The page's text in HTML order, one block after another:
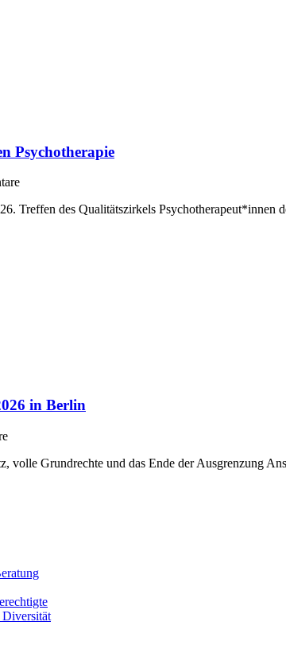
Psychotherapie
Treffen des Qualitätszirkels Psychotherapeut*innen
in Berlin
volle Grundrechte und das Ende der Ausgrenzung